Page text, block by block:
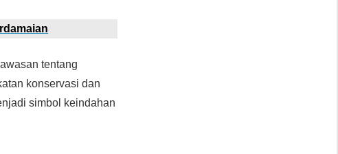
tentang
konservasi dan
simbol keindahan